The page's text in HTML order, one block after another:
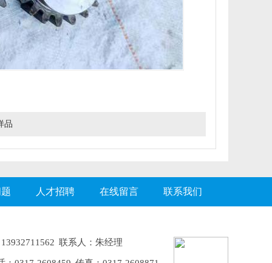
品
人才招聘 在线留言 联系我们
联系人：朱经理